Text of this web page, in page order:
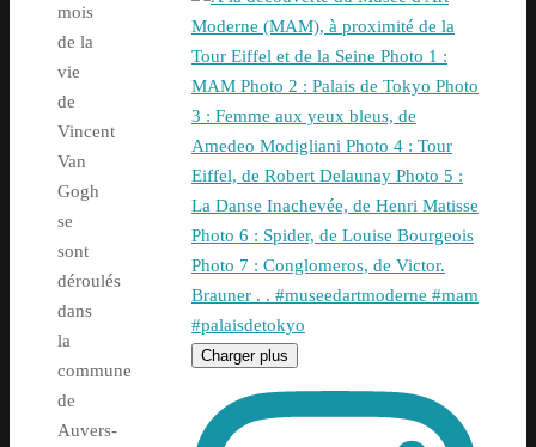
mois
de la
vie
de
Vincent
Van
Gogh
se
sont
déroulés
dans
la
commune
de
Auvers-
Charger plus